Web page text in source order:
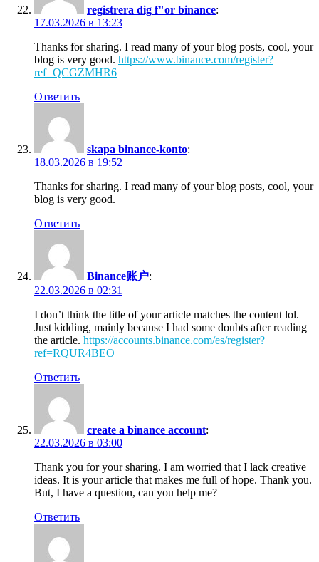
registrera dig f"or binance:
17.03.2026 в 13:23
Thanks for sharing. I read many of your blog posts, cool, your
blog is very good. https://www.binance.com/register?
ref=QCGZMHR6
Ответить
skapa binance-konto:
18.03.2026 в 19:52
Thanks for sharing. I read many of your blog posts, cool, your
blog is very good.
Ответить
Binance账户:
22.03.2026 в 02:31
I don’t think the title of your article matches the content lol.
Just kidding, mainly because I had some doubts after reading
the article. https://accounts.binance.com/es/register?
ref=RQUR4BEO
Ответить
create a binance account:
22.03.2026 в 03:00
Thank you for your sharing. I am worried that I lack creative
ideas. It is your article that makes me full of hope. Thank you.
But, I have a question, can you help me?
Ответить